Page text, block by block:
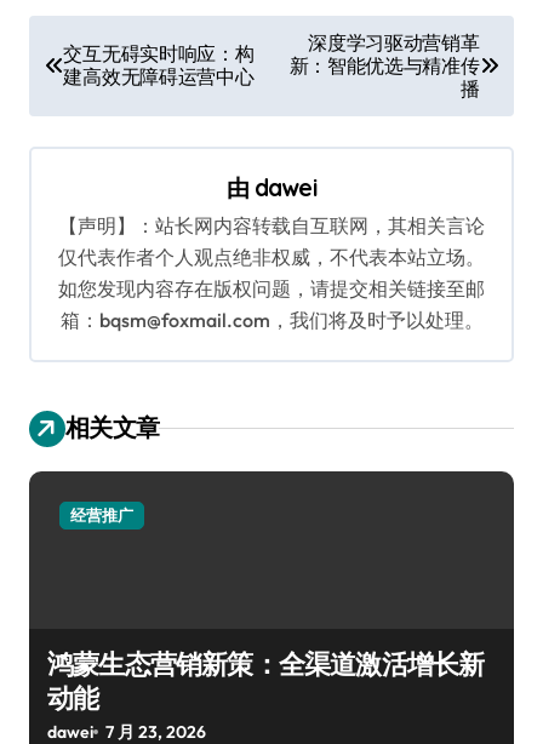
章
导
航
交互无碍实时响应：构
建高效无障碍运营中心
深度学习驱动营销革
新：智能优选与精准传
播
由 dawei
【声明】：站长网内容转载自互联网，其相关言论
仅代表作者个人观点绝非权威，不代表本站立场。
如您发现内容存在版权问题，请提交相关链接至邮
箱：bqsm@foxmail.com，我们将及时予以处理。
相关文章
经营推广
鸿蒙生态营销新策：全渠道激活增长新
动能
dawei 7 月 23, 2026